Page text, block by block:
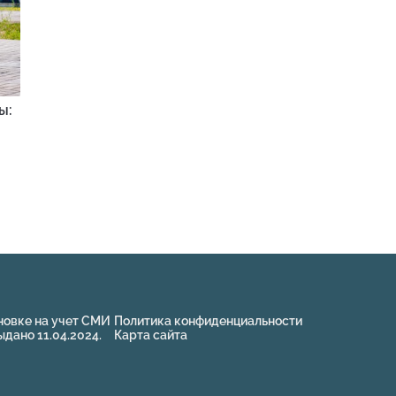
на учет СМИ
11.04.2024.
Политика конфиденциальности
Карта сайта